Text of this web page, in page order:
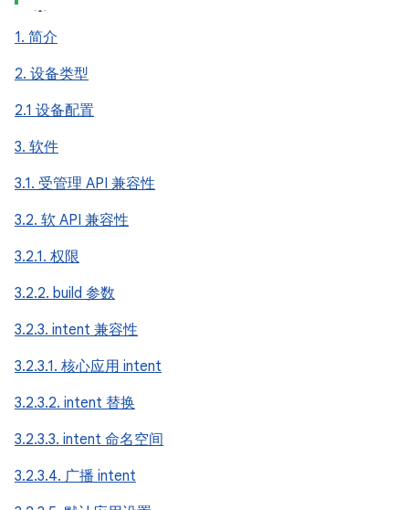
1. 简介
2. 设备类型
2.1 设备配置
3. 软件
3.1. 受管理 API 兼容性
3.2. 软 API 兼容性
3.2.1. 权限
3.2.2. build 参数
3.2.3. intent 兼容性
3.2.3.1. 核心应用 intent
3.2.3.2. intent 替换
3.2.3.3. intent 命名空间
3.2.3.4. 广播 intent